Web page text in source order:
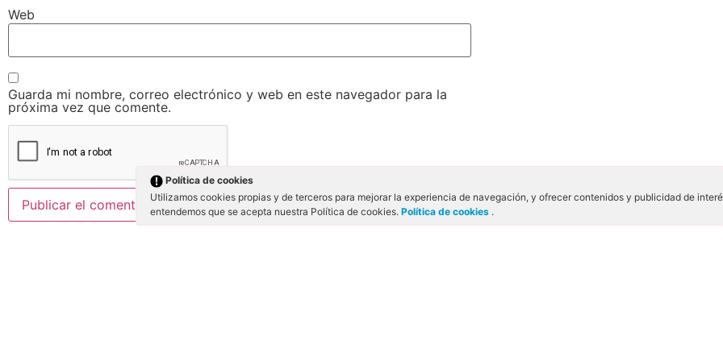
Web
Guarda mi nombre, correo electrónico y web en este navegador para la
próxima vez que comente.
Política de cookies
Utilizamos cookies propias y de terceros para mejorar la experiencia de navegación, y ofrecer contenidos y publicidad de
entendemos que se acepta nuestra Política de cookies. Política de cookies .